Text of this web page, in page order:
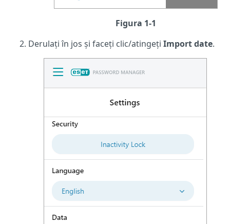
Figura 1-1
Derulați în jos și faceți clic/atingeți Import date.